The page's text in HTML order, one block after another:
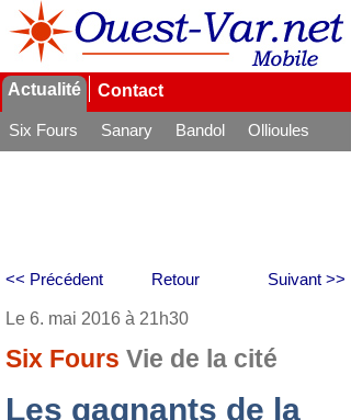
Actualité Contact
Six Fours Sanary Bandol
Ollioules
Retour
<< Précédent Suivant >>
Le 6. mai 2016 à 21h30
Six Fours Vie de la cité
Les gagnants de la